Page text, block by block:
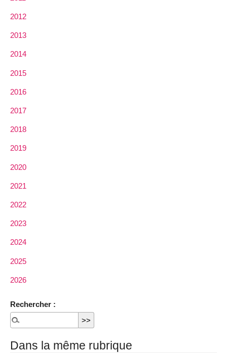
2012
2013
2014
2015
2016
2017
2018
2019
2020
2021
2022
2023
2024
2025
2026
Rechercher :
Dans la même rubrique